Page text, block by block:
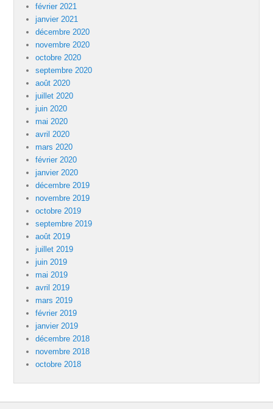
février 2021
janvier 2021
décembre 2020
novembre 2020
octobre 2020
septembre 2020
août 2020
juillet 2020
juin 2020
mai 2020
avril 2020
mars 2020
février 2020
janvier 2020
décembre 2019
novembre 2019
octobre 2019
septembre 2019
août 2019
juillet 2019
juin 2019
mai 2019
avril 2019
mars 2019
février 2019
janvier 2019
décembre 2018
novembre 2018
octobre 2018